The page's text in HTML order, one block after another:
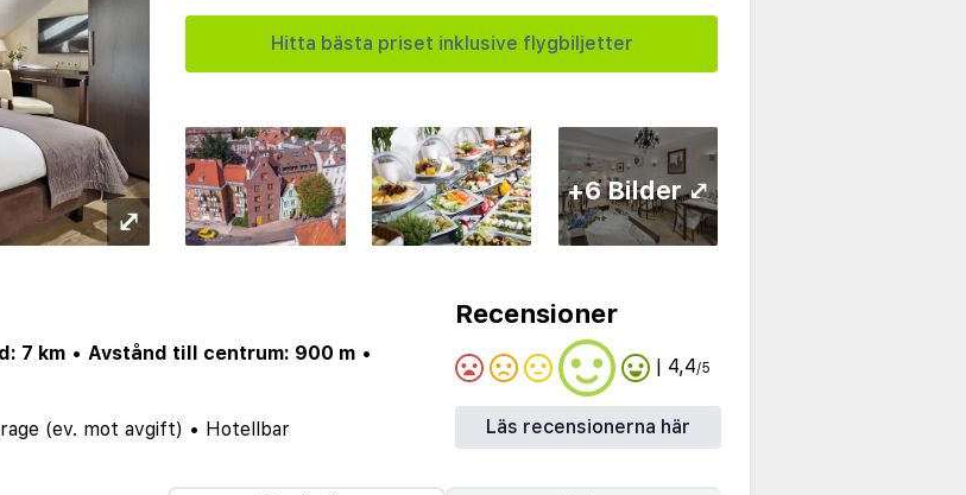
⤢
Hitta bästa priset inklusive flygbiljetter
+6 Bilder ⤢
7 km • Avstånd till centrum: 900 m •
(ev. mot avgift) • Hotellbar
Recensioner
| 4,4/5
Läs recensionerna här